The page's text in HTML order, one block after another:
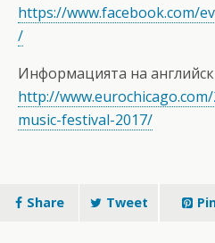
https://www.facebook.com/
/
Информацията на
http://
music-festival-2017/
Share Tweet